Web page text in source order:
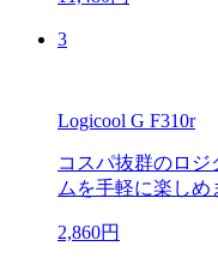
3
Logicool G F310r
コスパ抜群のロジ
ムを手軽に楽しめ
2,860円